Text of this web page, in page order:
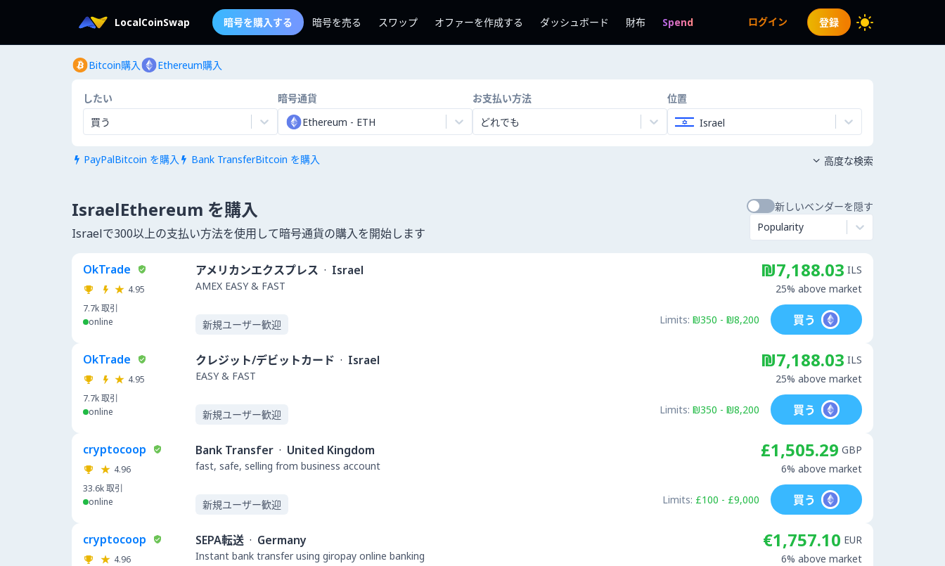
LocalCoinSwap 暗号を購入する 暗号を売る スワップ オファーを作成する ダッシュボード 財布 Spend ログイン 登録
Bitcoin購入 Ethereum購入
したい
買う
暗号通貨
Ethereum - ETH
お支払い方法
どれでも
位置
Israel
 PayPalBitcoin を購入  Bank TransferBitcoin を購入  高度な検索
IsraelEthereum を購入
Israelで300以上の支払い方法を使用して暗号通貨の購入を開始します
新しいベンダーを隠す
Popularity
OkTrade
4.95
7.7k取引
online
アメリカンエクスプレス · Israel
AMEX EASY & FAST
新規ユーザー歓迎
₪7,188.03 ILS
25% above market
Limits: ₪350 - ₪8,200 買う
OkTrade
4.95
7.7k取引
online
クレジット/デビットカード · Israel
EASY & FAST
新規ユーザー歓迎
₪7,188.03 ILS
25% above market
Limits: ₪350 - ₪8,200 買う
cryptocoop
4.96
33.6k取引
online
Bank Transfer · United Kingdom
fast, safe, selling from business account
新規ユーザー歓迎
£1,505.29 GBP
6% above market
Limits: £100 - £9,000 買う
cryptocoop
4.96
SEPA転送 · Germany
Instant bank transfer using giropay online banking
€1,757.10 EUR
6% above market